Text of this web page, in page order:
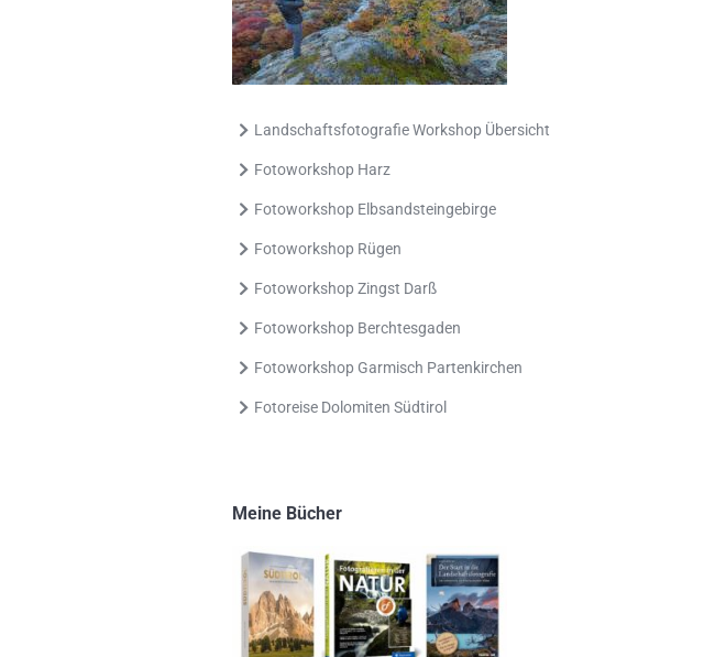
Landschaftsfotografie Workshop Übersicht
Fotoworkshop Harz
Fotoworkshop Elbsandsteingebirge
Fotoworkshop Rügen
Fotoworkshop Zingst Darß
Fotoworkshop Berchtesgaden
Fotoworkshop Garmisch Partenkirchen
Fotoreise Dolomiten Südtirol
Meine Bücher